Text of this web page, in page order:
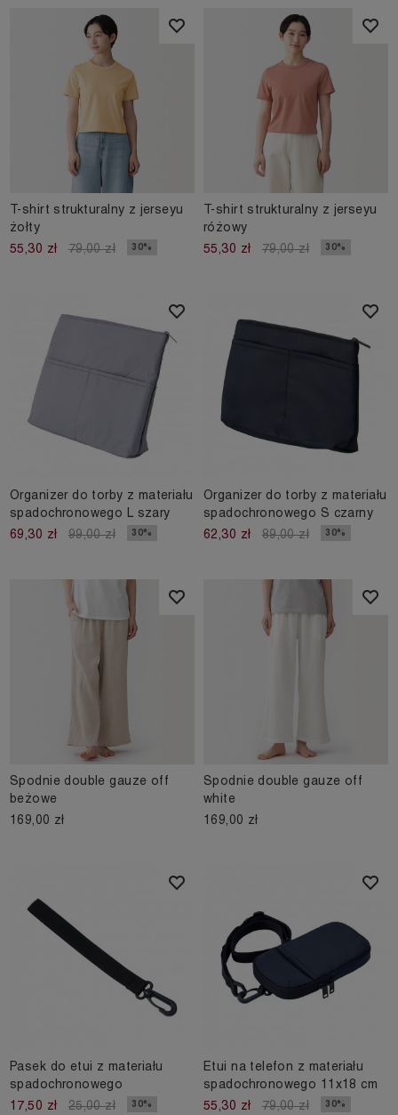
T-shirt strukturalny z jerseyu
żołty
55,30 zł
79,00 zł 30%
T-shirt strukturalny z jerseyu
różowy
55,30 zł
79,00 zł 30%
Organizer do torby z materiału
spadochronowego L szary
69,30 zł
99,00 zł 30%
Organizer do torby z materiału
spadochronowego S czarny
62,30 zł
89,00 zł 30%
Spodnie double gauze off
beżowe
169,00 zł
Spodnie double gauze off
white
169,00 zł
Pasek do etui z materiału
spadochronowego
17,50 zł
25,00 zł 30%
Etui na telefon z materiału
spadochronowego 11x18 cm
55,30 zł
79,00 zł 30%